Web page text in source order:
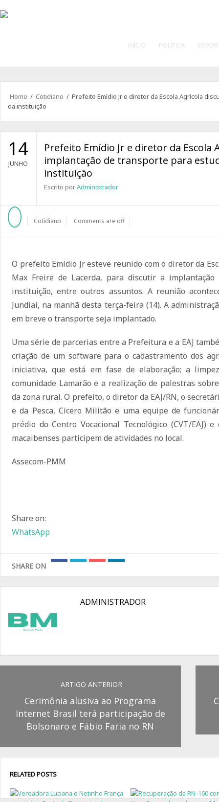
INÍCIO POLÍTICA
Home / Cotidiano / Prefeito Emídio Jr e diretor da Escola Agrícola
da instituição
14
JUNHO
Prefeito Emídio Jr e diretor da Escola
implantação de transporte para
instituição
Escrito porAdministrador
Cotidiano Comments are off
O prefeito Emídio Jr esteve reunido com o diretor da
Max Freire de Lacerda, para discutir a
instituição, entre outros assuntos. A reunião
Jundiaí, na manhã desta terça-feira (14). A
em breve o transporte seja implantado.
Uma série de parcerias entre a Prefeitura e a EAJ
criação de um software para o cadastramento dos
iniciativa, que está em fase de elaboração; a
comunidade Lamarão e a realização de palestras
da zona rural. O prefeito, o diretor da EAJ/RN, o
e da Pesca, Cícero Militão e uma equipe de
prédio do Centro Vocacional Tecnológico (CVT/EAJ)
macaibenses participem de atividades no local.
Assecom-PMM
Share on:
WhatsApp
SHARE ON
ADMINISTRADOR
ARTIGO ANTERIOR
Cerimônia alusiva ao Programa
Internet Brasil terá participação de
Bolsonaro e Fábio Faria no RN
RELATED POSTS